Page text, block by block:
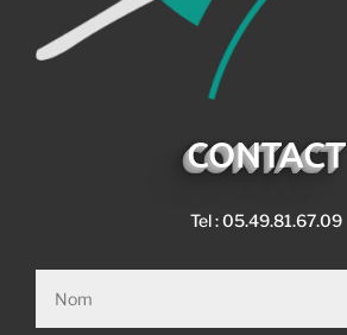
CONTACT
Tel : 05.49.81.67.09